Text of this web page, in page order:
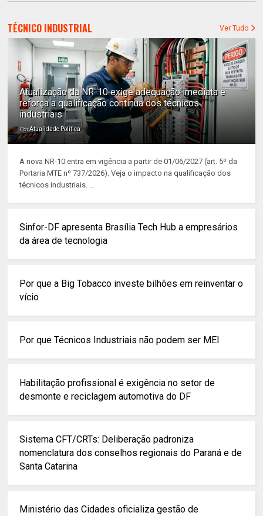
TÉCNICO INDUSTRIAL Ver Tudo
Atualização da NR-10 exige adequação imediata e
reforça a qualificação contínua dos técnicos
industriais
PorAtualidade Política
A nova NR-10 entra em vigência a partir de 01/06/2027 (art. 5º da
Portaria MTE nº 737/2026). Veja o impacto na qualificação dos
técnicos industriais. ...
Sinfor-DF apresenta Brasília Tech Hub a empresários
da área de tecnologia
Por que a Big Tobacco investe bilhões em reinventar o
vício
Por que Técnicos Industriais não podem ser MEI
Habilitação profissional é exigência no setor de
desmonte e reciclagem automotiva do DF
Sistema CFT/CRTs: Deliberação padroniza
nomenclatura dos conselhos regionais do Paraná e de
Santa Catarina
Ministério das Cidades oficializa gestão de